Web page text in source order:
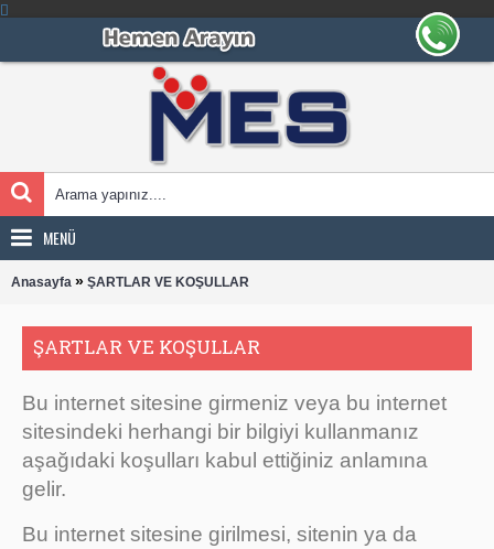
MENÜ
Anasayfa » ŞARTLAR VE KOŞULLAR
ŞARTLAR VE KOŞULLAR
Bu internet sitesine girmeniz veya bu internet
sitesindeki herhangi bir bilgiyi kullanmanız
aşağıdaki koşulları kabul ettiğiniz anlamına
gelir.
Bu internet sitesine girilmesi, sitenin ya da